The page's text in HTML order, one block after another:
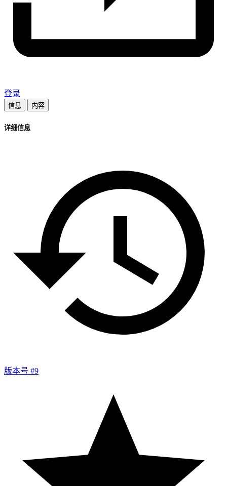
登录
信息 内容
详细信息
版本号 #9